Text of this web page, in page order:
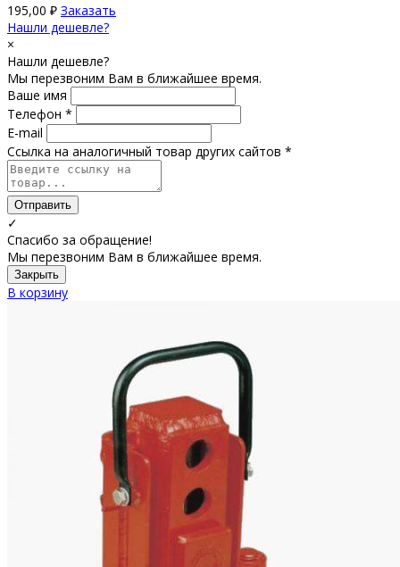
195,00 ₽ Заказать
Нашли дешевле?
×
Нашли дешевле?
Мы перезвоним Вам в ближайшее время.
Ваше имя
Телефон *
E-mail
Ссылка на аналогичный товар других сайтов *
Отправить
✓
Спасибо за обращение!
Мы перезвоним Вам в ближайшее время.
Закрыть
В корзину